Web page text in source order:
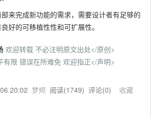
来完成新功能的需求，需要设计者有足够的
好的可移植性性和可扩展性。
欢迎转载 不必注明原文出处</原创>
有限 错误在所难免 欢迎指正</声明>
20:02 梦烬 阅读(1749) 评论(0) 收藏